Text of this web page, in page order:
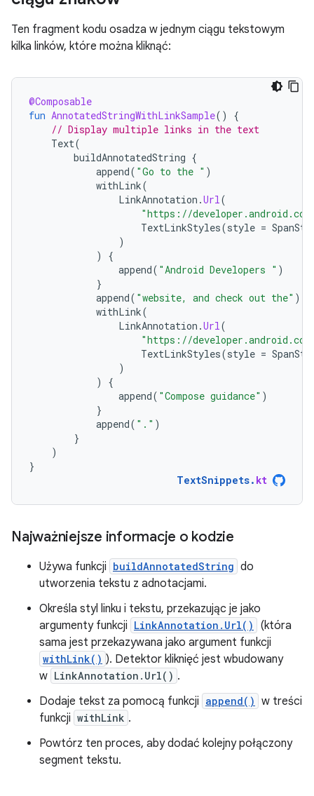
Ten fragment kodu osadza w jednym ciągu tekstowym
kilka linków, które można kliknąć:
@Composable
fun AnnotatedStringWithLinkSample()
{
// Display multiple links in the text
Text(
buildAnnotatedString {
append( "Go to the " )
withLink(
LinkAnnotation .Url (
"https://
TextLinkStyles(style =
)
)
{
append( "Android Developers " )
}
append( "website, and check out the" )
withLink(
LinkAnnotation .Url (
"https://
TextLinkStyles(style =
)
)
{
append( "Compose guidance" )
}
append( "." )
}
)
}
TextSnippets. kt
Najważniejsze informacje o kodzie
Używa funkcji buildAnnotatedString do
utworzenia tekstu z adnotacjami.
Określa styl linku i tekstu, przekazując je jako
argumenty funkcji LinkAnnotation.Url()
(która
sama jest przekazywana jako argument funkcji
withLink() ). Detektor kliknięć jest wbudowany
w LinkAnnotation.Url() .
Dodaje tekst za pomocą funkcji append() w treści
funkcji withLink .
Powtórz ten proces, aby dodać kolejny połączony
segment tekstu.